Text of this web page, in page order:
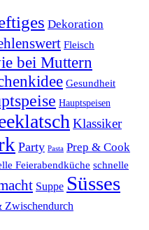
Dekoration
Fleisch
bei Muttern
Gesundheit
Hauptspeisen
Klassiker
Party Pasta Prep & Cook
Feierabendküche schnelle
Suppe Süsses
Zwischendurch